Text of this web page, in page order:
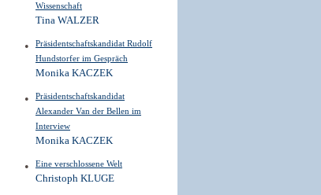
Wissenschaft
Tina WALZER
Präsidentschaftskandidat Rudolf
Hundstorfer im Gespräch
Monika KACZEK
Präsidentschaftskandidat
Alexander Van der Bellen im
Interview
Monika KACZEK
Eine verschlossene Welt
Christoph KLUGE